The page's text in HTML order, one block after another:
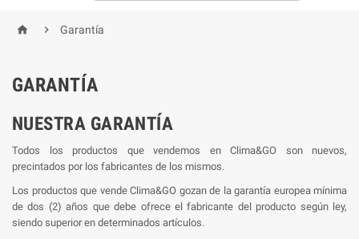
  Garantía
GARANTÍA
NUESTRA GARANTÍA
Todos los productos que vendemos en Clima&GO son nuevos,
precintados por los fabricantes de los mismos.
Los productos que vende Clima&GO gozan de la garantía europea mínima
de dos (2) años que debe ofrece el fabricante del producto según ley,
siendo superior en determinados artículos.